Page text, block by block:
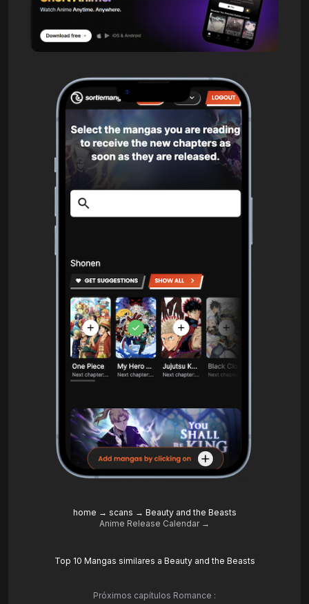
home → scans → Beauty and the Beasts
Anime Release Calendar →
Top 10 Mangas similares a Beauty and the Beasts
Próximos capítulos Romance :